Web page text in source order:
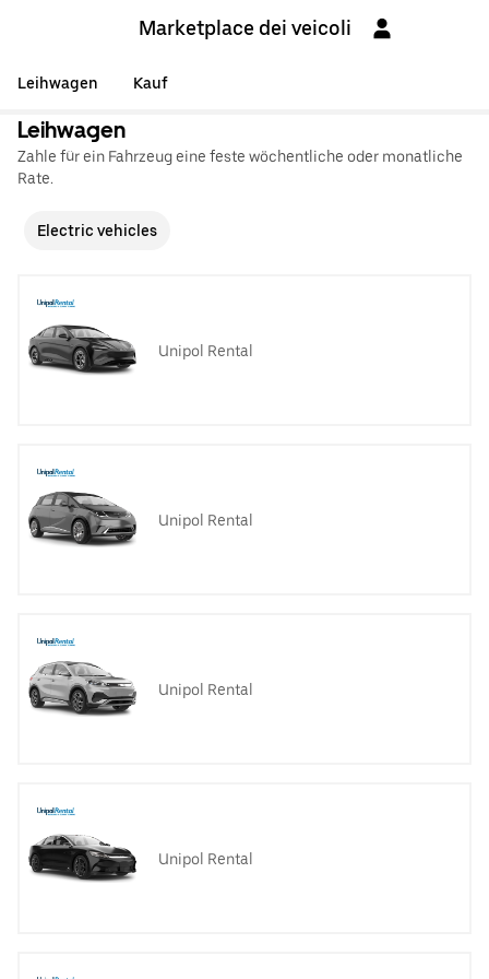
Marketplace dei veicoli
Leihwagen Kauf
Leihwagen
Zahle für ein Fahrzeug eine feste wöchentliche oder monatliche
Rate.
Electric vehicles
Unipol Rental
Unipol Rental
Unipol Rental
Unipol Rental